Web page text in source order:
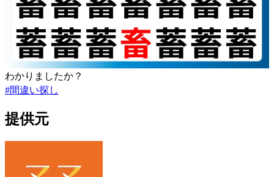
わかりましたか？
#間違い探し
提供元